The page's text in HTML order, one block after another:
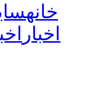
خانه
اخبار